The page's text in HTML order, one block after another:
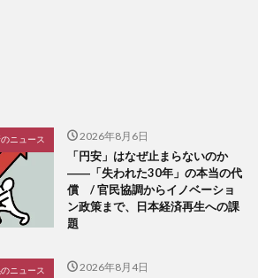
ニュース 2026年8月6日
「円安」はなぜ止まらないのか
――「失われた30年」の本当の代
償 / 官民協調からイノベーショ
ン政策まで、日本経済再生への課
題
ニュース 2026年8月4日